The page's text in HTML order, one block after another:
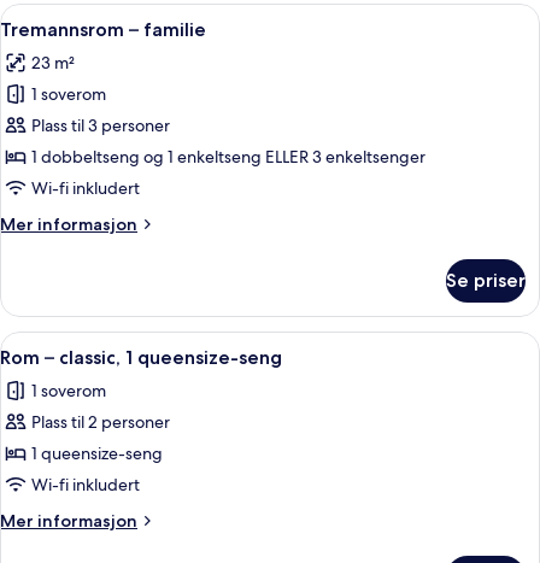
Åpne
alle
bildene
av
Tremannsrom
–
familie
Allergitestet sengetøy, dundyner,
7
Tremannsrom – familie
23 m²
1 soverom
Plass til 3 personer
1 dobbeltseng og 1 enkeltseng ELLER 3 enkeltsenger
Wi-fi inkludert
Mer informasjon
Mer
–
familie
Se priser
Åpne
alle
bildene
av
Rom
–
classic,
1
Rom – classic, 1 queensize-seng |
6
Rom – classic, 1 queensize-seng
1 soverom
Plass til 2 personer
1 queensize-seng
Wi-fi inkludert
Mer informasjon
Mer